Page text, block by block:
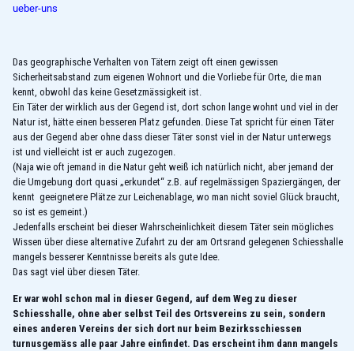
ueber-uns
Das geographische Verhalten von Tätern zeigt oft einen gewissen
Sicherheitsabstand zum eigenen Wohnort und die Vorliebe für Orte, die man
kennt, obwohl das keine Gesetzmässigkeit ist.
Ein Täter der wirklich aus der Gegend ist, dort schon lange wohnt und viel in der
Natur ist, hätte einen besseren Platz gefunden. Diese Tat spricht für einen Täter
aus der Gegend aber ohne dass dieser Täter sonst viel in der Natur unterwegs
ist und vielleicht ist er auch zugezogen.
(Naja wie oft jemand in die Natur geht weiß ich natürlich nicht, aber jemand der
die Umgebung dort quasi „erkundet“ z.B. auf regelmässigen Spaziergängen, der
kennt geeignetere Plätze zur Leichenablage, wo man nicht soviel Glück braucht,
so ist es gemeint.)
Jedenfalls erscheint bei dieser Wahrscheinlichkeit diesem Täter sein mögliches
Wissen über diese alternative Zufahrt zu der am Ortsrand gelegenen Schiesshalle
mangels besserer Kenntnisse bereits als gute Idee.
Das sagt viel über diesen Täter.
Er war wohl schon mal in dieser Gegend, auf dem Weg zu dieser
Schiesshalle, ohne aber selbst Teil des Ortsvereins zu sein, sondern
eines anderen Vereins der sich dort nur beim Bezirksschiessen
turnusgemäss alle paar Jahre einfindet. Das erscheint ihm dann mangels